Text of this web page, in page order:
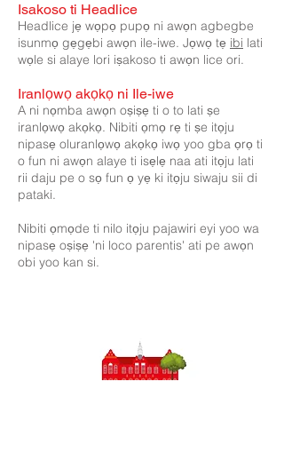
Isakoso ti Headlice
Headlice jẹ wọpọ pupọ ni awọn agbegbe
isunmọ gẹgẹbi awọn ile-iwe. Jọwọ tẹ ibi lati
wọle si alaye lori iṣakoso ti awọn lice ori.
Iranlọwọ akọkọ ni Ile-iwe
A ni nọmba awọn oṣiṣẹ ti o to lati ṣe
iranlọwọ akọkọ. Nibiti ọmọ rẹ ti ṣe itọju
nipasẹ oluranlọwọ akọkọ iwọ yoo gba ọrọ ti
o fun ni awọn alaye ti isẹlẹ naa ati itọju lati
rii daju pe o sọ fun ọ yẹ ki itọju siwaju sii di
pataki.
Nibiti ọmọde ti nilo itọju pajawiri eyi yoo wa
nipasẹ oṣiṣẹ 'ni loco parentis' ati pe awọn
obi yoo kan si.